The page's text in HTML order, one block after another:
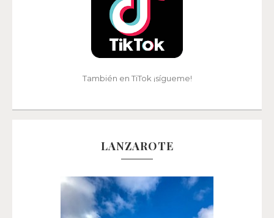
También en TiTok ¡sígueme!
LANZAROTE